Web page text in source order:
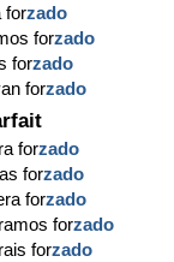
forzado
forzado
forzado
forzado
forzado
forzado
forzado
forzado
forzado